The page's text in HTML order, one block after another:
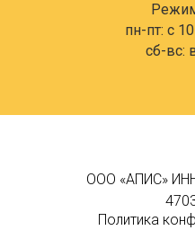
пн-пт: c
сб-вс:
ООО «АПИС»
Политика